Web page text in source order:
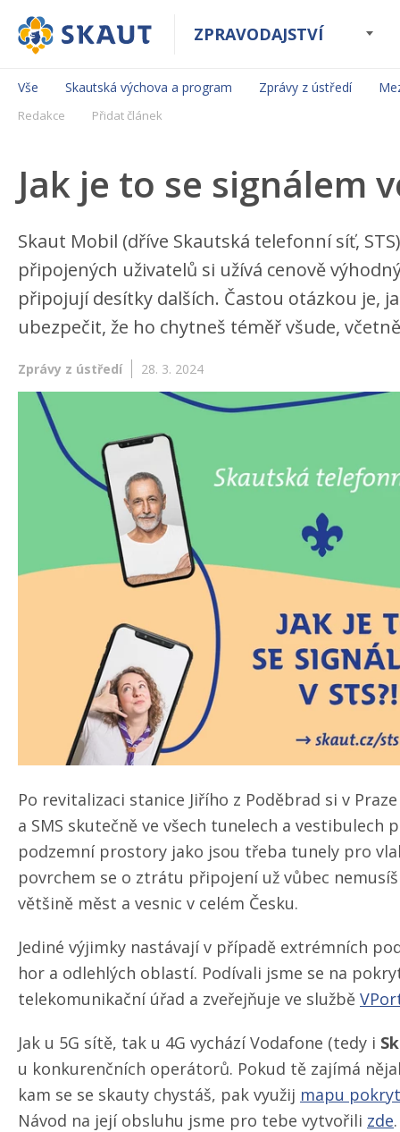
ZPRAVODAJSTVÍ
Vše Skautská výchova a program Zprávy z ústředí
Redakce Přidat článek
Jak je to se signálem
Skaut Mobil (dříve Skautská telefonní síť,
připojených uživatelů si užívá cenově
připojují desítky dalších. Častou otázkou je,
ubezpečit, že ho chytneš téměř všude,
Zprávy z ústředí 28. 3. 2024
Po revitalizaci stanice Jiřího z Poděbrad si v
a SMS skutečně ve všech tunelech a vestibulech
podzemní prostory jako jsou třeba tunely pro
povrchem se o ztrátu připojení už vůbec
většině měst a vesnic v celém Česku.
Jediné výjimky nastávají v případě extrémních
hor a odlehlých oblastí. Podívali jsme se na
telekomunikační úřad a zveřejňuje ve službě
Jak u 5G sítě, tak u 4G vychází Vodafone (tedy i
u konkurenčních operátorů. Pokud tě zajímá
kam se se skauty chystáš, pak využij mapu
Návod na její obsluhu jsme pro tebe vytvořili zde.